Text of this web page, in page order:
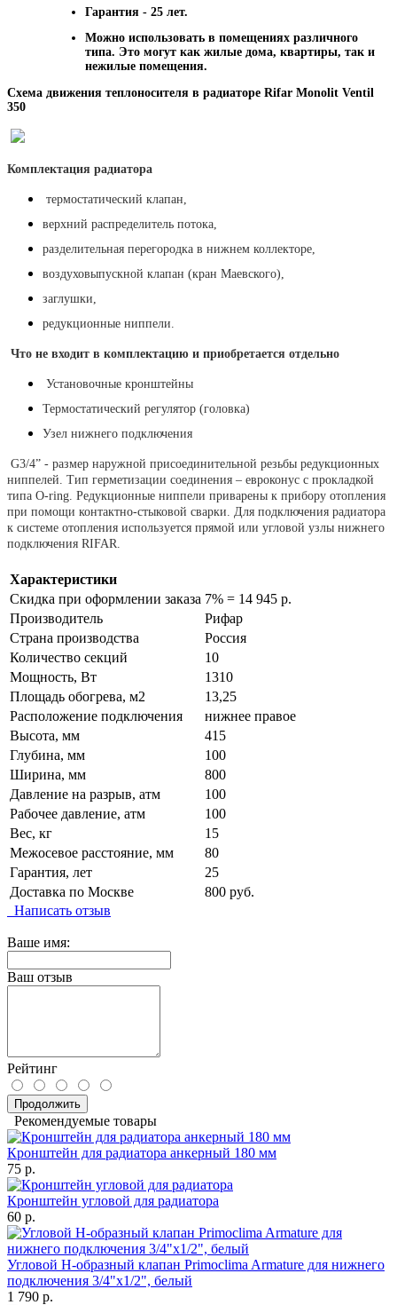
Гарантия - 25 лет.
Можно использовать в помещениях различного
типа. Это могут как жилые дома, квартиры, так и
нежилые помещения.
Схема движения теплоносителя в радиаторе Rifar Monolit Ventil
350
Комплектация радиатора
термостатический клапан,
верхний распределитель потока,
разделительная перегородка в нижнем коллекторе,
воздуховыпускной клапан (кран Маевского),
заглушки,
редукционные ниппели.
Что не входит в комплектацию и приобретается отдельно
Установочные кронштейны
Термостатический регулятор (головка)
Узел нижнего подключения
G3/4” - размер наружной присоединительной резьбы редукционных
ниппелей. Тип герметизации соединения – евроконус с прокладкой
типа O-ring. Редукционные ниппели приварены к прибору отопления
при помощи контактно-стыковой сварки. Для подключения радиатора
к системе отопления используется прямой или угловой узлы нижнего
подключения RIFAR.
Характеристики
Скидка при оформлении заказа 7% = 14 945 р.
Производитель
Рифар
Страна производства
Россия
Количество секций
10
Мощность, Вт
1310
Площадь обогрева, м2
13,25
Расположение подключения
нижнее правое
Высота, мм
415
Глубина, мм
100
Ширина, мм
800
Давление на разрыв, атм
100
Рабочее давление, атм
100
Вес, кг
15
Межосевое расстояние, мм
80
Гарантия, лет
25
Доставка по Москве
800 руб.
Написать отзыв
Ваше имя:
Ваш отзыв
Рейтинг
Продолжить
Рекомендуемые товары
Кронштейн для радиатора анкерный 180 мм
75 р.
Кронштейн угловой для радиатора
60 р.
Угловой Н-образный клапан Primoclima Armature для нижнего
подключения 3/4"х1/2", белый
1 790 р.